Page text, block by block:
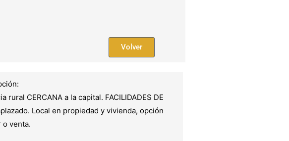
Volver
rural CERCANA a la capital. FACILIDADES DE
Local en propiedad y vivienda, opción
o venta.